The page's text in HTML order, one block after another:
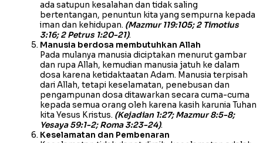
ada satupun kesalahan dan tidak saling
bertentangan, penuntun kita yang sempurna kepada
iman dan kehidupan. (Mazmur 119:105; 2 Timotius
3:16; 2 Petrus 1:20-21).
Manusia berdosa membutuhkan Allah
Pada mulanya manusia diciptakan menurut gambar
dan rupa Allah, kemudian manusia jatuh ke dalam
dosa karena ketidaktaatan Adam. Manusia terpisah
dari Allah, tetapi keselamatan, penebusan dan
pengampunan dosa ditawarkan secara cuma-cuma
kepada semua orang oleh karena kasih karunia Tuhan
kita Yesus Kristus. (Kejadian 1:27; Mazmur 8:5-8;
Yesaya 59:1-2; Roma 3:23-24).
Keselamatan dan Pembenaran